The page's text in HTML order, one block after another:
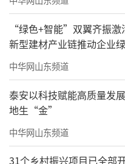
“绿色+智能”双翼齐振激
新型建材产业链推动企业
中华网山东频道
泰安以科技赋能高质量发
地生“金”
中华网山东频道
31个乡村振兴项目已全